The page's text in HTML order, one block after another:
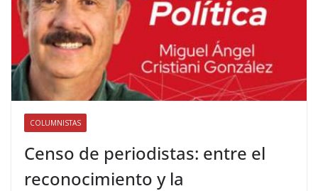
COLUMNISTAS
Censo de periodistas: entre el
reconocimiento y la